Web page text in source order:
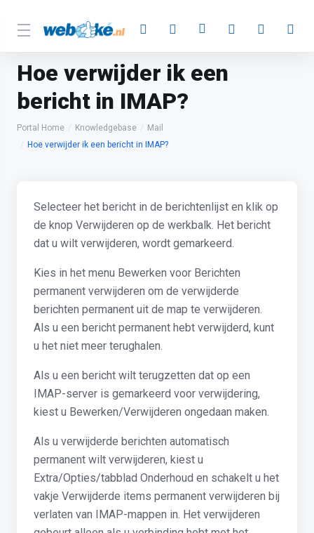
Hoe verwijder ik een
bericht in IMAP?
Portal Home Knowledgebase
Mail
Hoe verwijder ik een bericht in IMAP?
Selecteer het bericht in de berichtenlijst en klik op
de knop Verwijderen op de werkbalk. Het bericht
dat u wilt verwijderen, wordt gemarkeerd.
Kies in het menu Bewerken voor Berichten
permanent verwijderen om de verwijderde
berichten permanent uit de map te verwijderen.
Als u een bericht permanent hebt verwijderd, kunt
u het niet meer terughalen.
Als u een bericht wilt terugzetten dat op een
IMAP-server is gemarkeerd voor verwijdering,
kiest u Bewerken/Verwijderen ongedaan maken.
Als u verwijderde berichten automatisch
permanent wilt verwijderen, kiest u
Extra/Opties/tabblad Onderhoud en schakelt u het
vakje Verwijderde items permanent verwijderen bij
verlaten van IMAP-mappen in. Het verwijderen